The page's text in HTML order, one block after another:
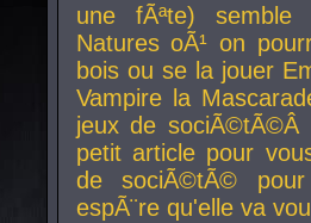
une fÃªte) semble
Natures oÃ¹ on
bois ou se la jouer
Vampire la
jeux de
petit article pour
de sociÃ©tÃ©
espÃ¨re qu'elle va